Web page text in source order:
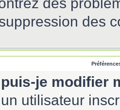
des
je modifier
utilisateur